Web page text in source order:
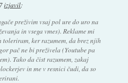
izjavil:
preživim vsaj pol ure do uro na
in vsega vmes). Reklame mi
toleriram, ker razumem, da brez njih
pač ne bi preživela (Youtube pa
Tako da čist razumem, zakaj
in me v resnici čudi, da so